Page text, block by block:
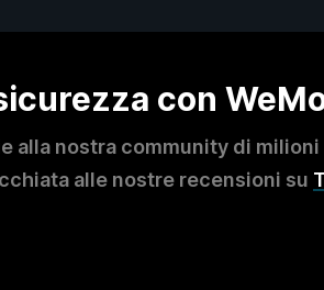
con
alla nostra community di
alle nostre recensioni su